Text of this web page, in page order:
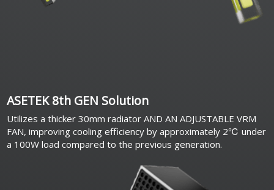
ASETEK 8th GEN Solution
Utilizes a thicker 30mm radiator AND AN ADJUSTABLE VRM
FAN, improving cooling efficiency by approximately 2℃ under
a 100W load compared to the previous generation.